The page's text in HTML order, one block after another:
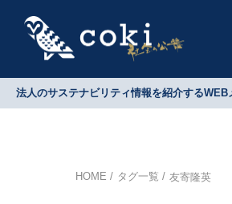
法人のサステナビリティ情報を紹介する
HOME タグ一覧 友寄隆英